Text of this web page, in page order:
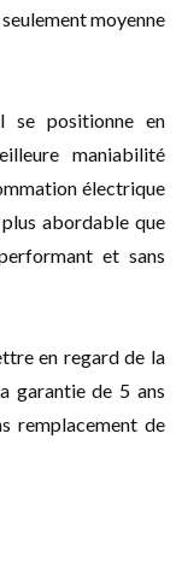
moyenne
se positionne en
maniabilité
électrique
abordable que
et sans
en regard de la
garantie de 5 ans
remplacement de